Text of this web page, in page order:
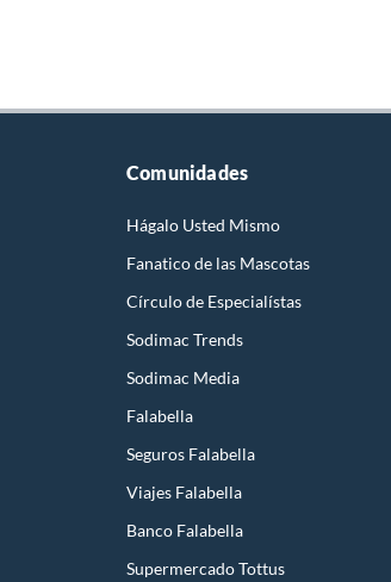
Comunidades
Hágalo Usted Mismo
Fanatico de las Mascotas
Círculo de Especialístas
Sodimac Trends
Sodimac Media
Falabella
Seguros Falabella
Viajes Falabella
Banco Falabella
Supermercado Tottus